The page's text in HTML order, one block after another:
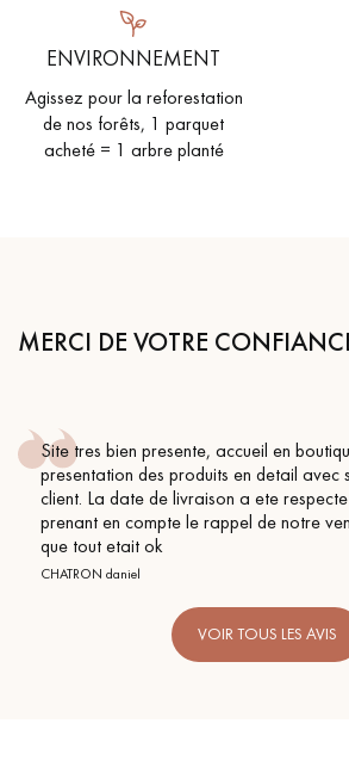
Nos experts sont à votre disposition
pas dans le choix et la pose de
ENVIRONNEMENT
Agissez pour la reforestation
de nos forêts, 1 parquet
acheté = 1 arbre planté
MERCI DE VOTRE
Site tres bien presente, accueil en
presentation des produits en detail avec
client. La date de livraison a ete
prenant en compte le rappel de notre
que tout etait ok
CHATRON daniel
VOIR TOUS LES AVIS